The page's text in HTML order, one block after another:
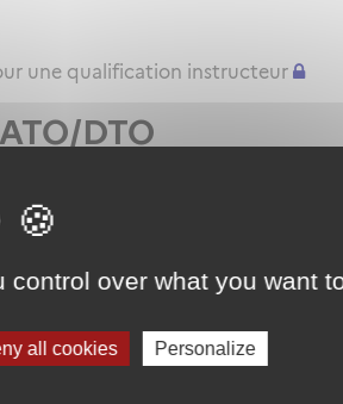
over what you want
all cookies Personalize
une qualification instructeur
DTO
pratique QC/QT